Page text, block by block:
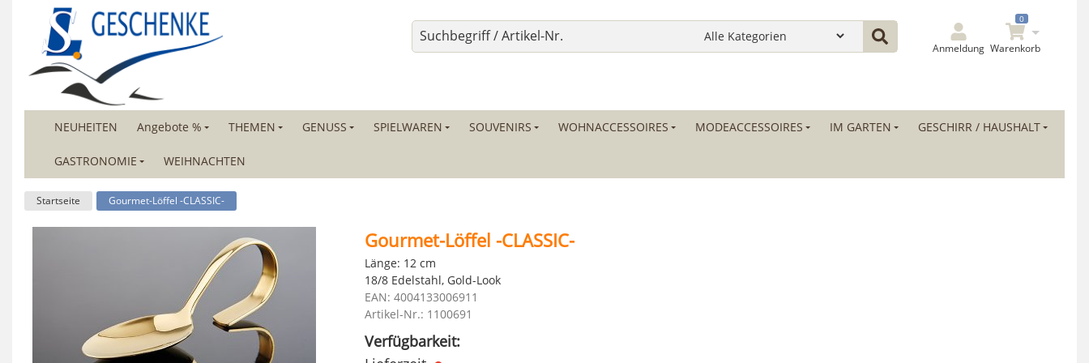
Anmeldung
0
Warenkorb
NEUHEITEN Angebote % THEMEN GENUSS SPIELWAREN SOUVENIRS WOHNACCESSOIRES MODEACCESSOIRES IM GARTEN GESCHIRR / HAUSHALT
GASTRONOMIE WEIHNACHTEN
Startseite Gourmet-Löffel -CLASSIC-
Gourmet-Löffel -CLASSIC-
Länge: 12 cm
18/8 Edelstahl, Gold-Look
EAN: 4004133006911
Artikel-Nr.: 1100691
Verfügbarkeit: